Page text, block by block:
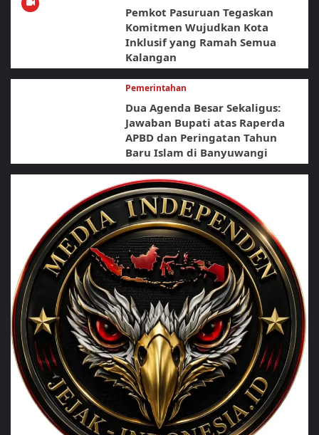
Pemkot Pasuruan Tegaskan
Komitmen Wujudkan Kota
Inklusif yang Ramah Semua
Kalangan
Pemerintahan
Dua Agenda Besar Sekaligus:
Jawaban Bupati atas Raperda
APBD dan Peringatan Tahun
Baru Islam di Banyuwangi